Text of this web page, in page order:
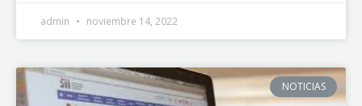
admin noviembre 14, 2022
NOTICIAS